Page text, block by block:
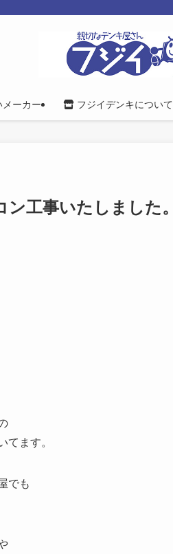
ーカー フジイデンキについて
工事いたしました。
てます。
でも